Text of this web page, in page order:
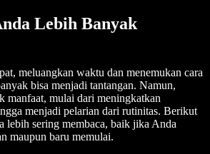
Lebih Banyak
meluangkan waktu dan menemukan cara
bisa menjadi tantangan. Namun,
manfaat, mulai dari meningkatkan
menjadi pelarian dari rutinitas. Berikut
lebih sering membaca, baik jika Anda
maupun baru memulai.